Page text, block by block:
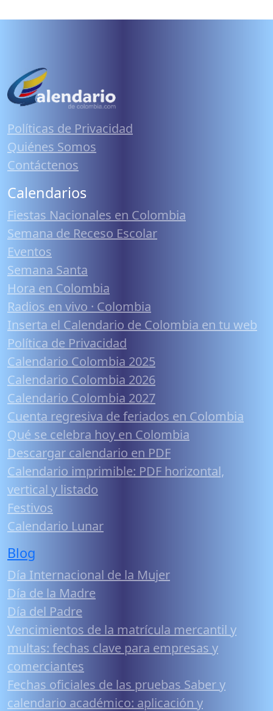
Políticas de Privacidad
Quiénes Somos
Contáctenos
Calendarios
Fiestas Nacionales en Colombia
Semana de Receso Escolar
Eventos
Semana Santa
Hora en Colombia
Radios en vivo · Colombia
Inserta el Calendario de Colombia en tu web
Política de Privacidad
Calendario Colombia 2025
Calendario Colombia 2026
Calendario Colombia 2027
Cuenta regresiva de feriados en Colombia
Qué se celebra hoy en Colombia
Descargar calendario en PDF
Calendario imprimible: PDF horizontal,
vertical y listado
Festivos
Calendario Lunar
Blog
Día Internacional de la Mujer
Día de la Madre
Día del Padre
Vencimientos de la matrícula mercantil y
multas: fechas clave para empresas y
comerciantes
Fechas oficiales de las pruebas Saber y
calendario académico: aplicación y